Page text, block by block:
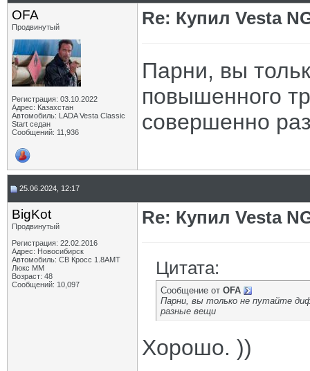
OFA
Продвинутый
Регистрация: 03.10.2022
Адрес: Казахстан
Автомобиль: LADA Vesta Classic
Start седан
Сообщений: 11,936
Re: Купил Vesta
Парни, вы
повышенного
совершенно
25.06.2024, 12:17
BigKot
Продвинутый
Регистрация: 22.02.2016
Адрес: Новосибирск
Автомобиль: СВ Кросс 1.8АМТ
Люкс ММ
Возраст: 48
Сообщений: 10,097
Re: Купил Vesta
Цитата:
Сообщение от OFA
Парни, вы только не путайте
разные вещи
Хорошо. ))